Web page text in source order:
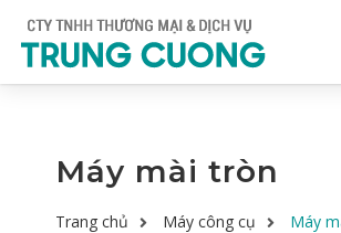
Máy mài tròn
Trang chủ Máy công cụ Máy